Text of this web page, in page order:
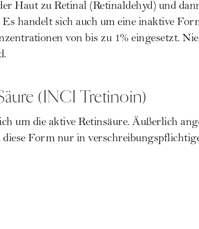
Haut zu Retinal (Retinaldehyd) und
handelt sich auch um eine inaktive
von bis zu 1% eingesetzt.
(INCI Tretinoin)
um die aktive Retinsäure. Äußerlich
Form nur in